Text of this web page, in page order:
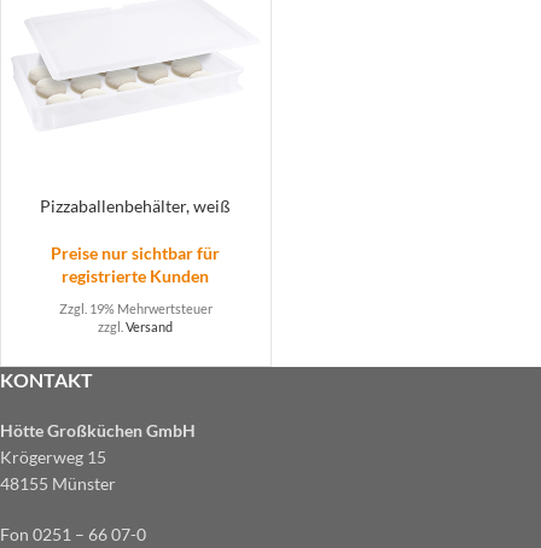
Pizzaballenbehälter, weiß
Preise nur sichtbar für
registrierte Kunden
Zzgl. 19% Mehrwertsteuer
zzgl.Versand
KONTAKT
Hötte Großküchen GmbH
Krögerweg 15
48155 Münster
Fon 0251 – 66 07-0